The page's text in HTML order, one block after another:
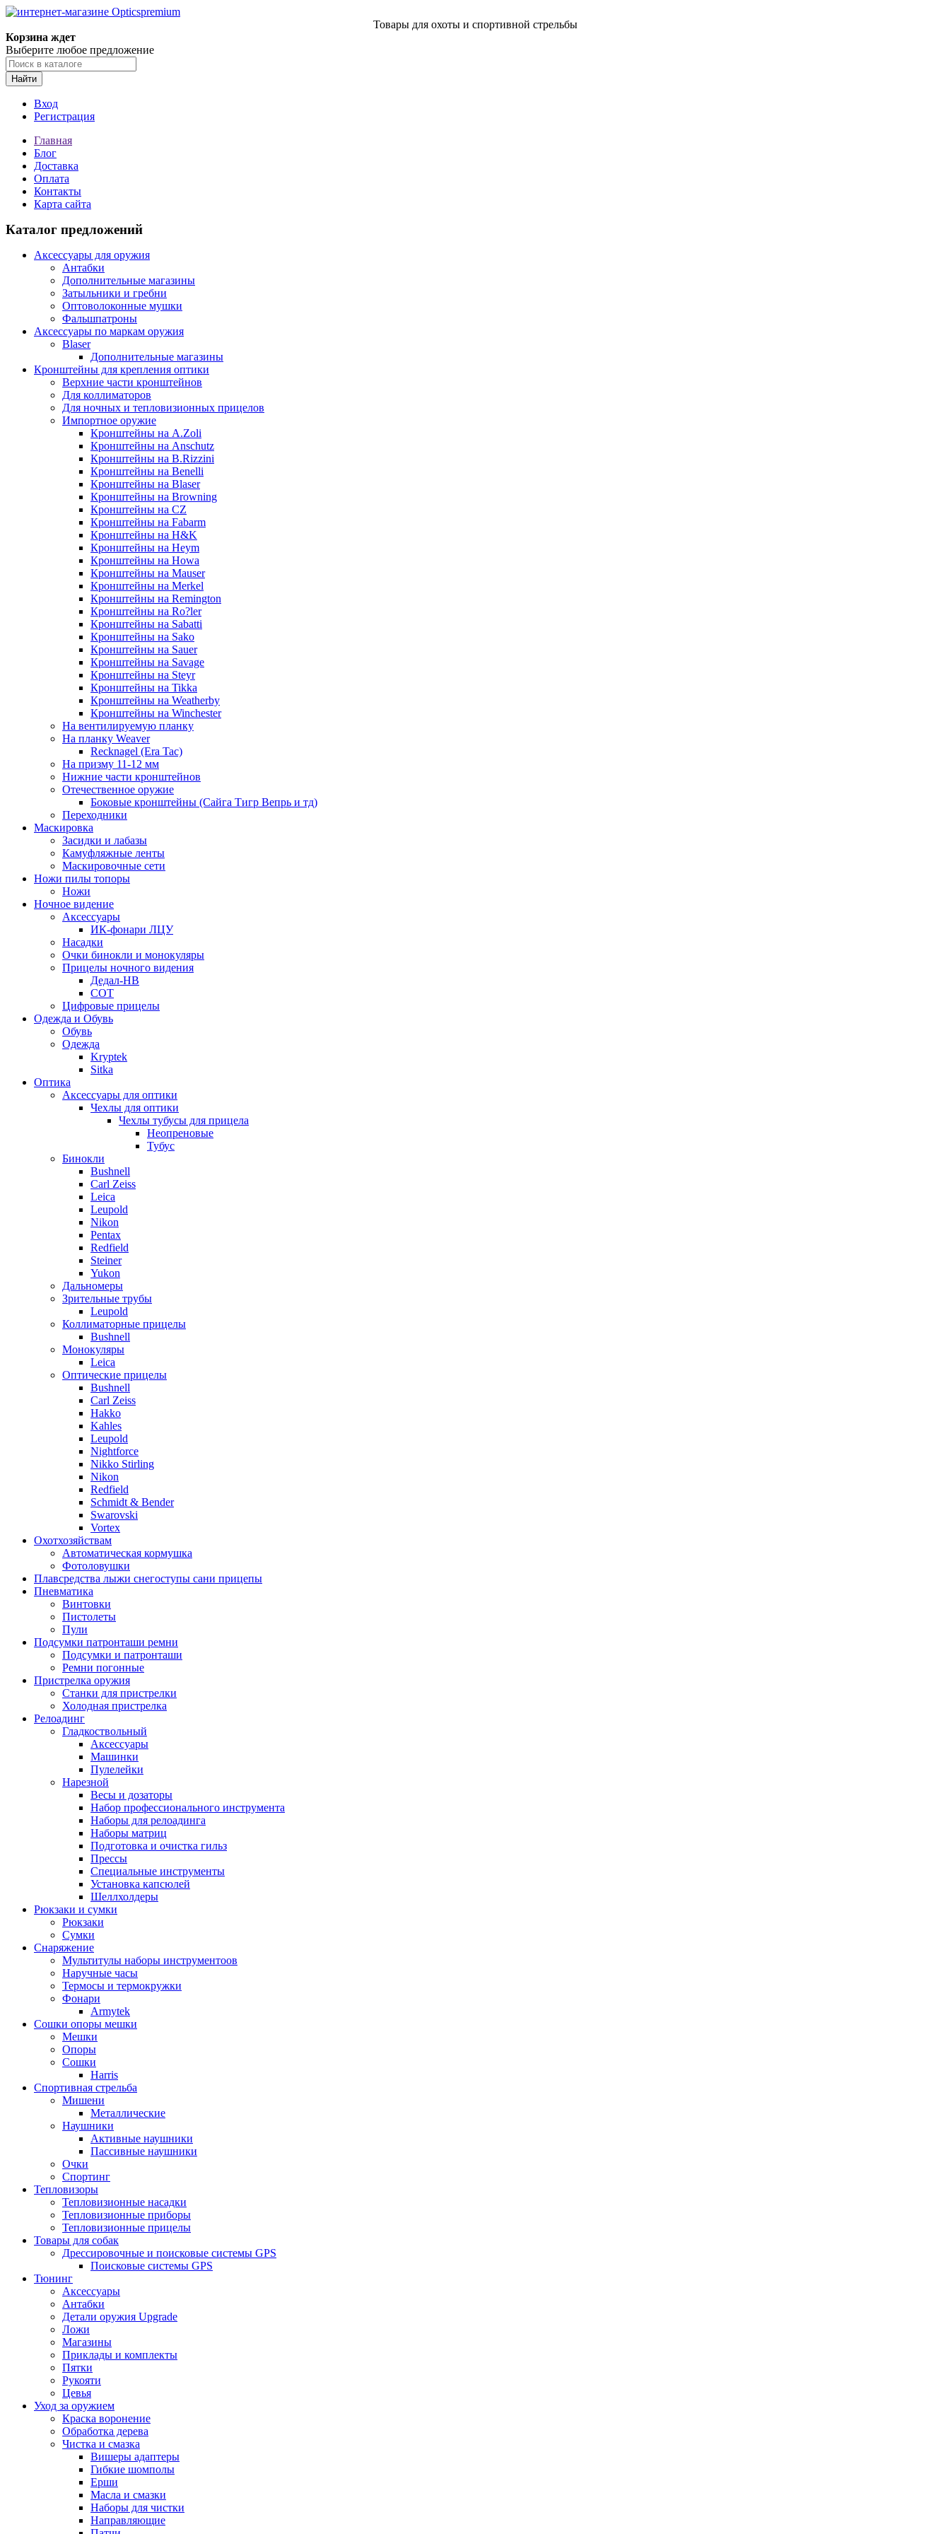
Товары для охоты и спортивной стрельбы
Корзина ждет
Выберите любое предложение
Найти
Вход
Регистрация
Главная
Блог
Доставка
Оплата
Контакты
Карта сайта
Каталог предложений
Аксессуары для оружия
Антабки
Дополнительные магазины
Затыльники и гребни
Оптоволоконные мушки
Фальшпатроны
Аксессуары по маркам оружия
Blaser
Дополнительные магазины
Кронштейны для крепления оптики
Верхние части кронштейнов
Для коллиматоров
Для ночных и тепловизионных прицелов
Импортное оружие
Кронштейны на A.Zoli
Кронштейны на Anschutz
Кронштейны на B.Rizzini
Кронштейны на Benelli
Кронштейны на Blaser
Кронштейны на Browning
Кронштейны на CZ
Кронштейны на Fabarm
Кронштейны на H&K
Кронштейны на Heym
Кронштейны на Howa
Кронштейны на Mauser
Кронштейны на Merkel
Кронштейны на Remington
Кронштейны на Ro?ler
Кронштейны на Sabatti
Кронштейны на Sako
Кронштейны на Sauer
Кронштейны на Savage
Кронштейны на Steyr
Кронштейны на Tikka
Кронштейны на Weatherby
Кронштейны на Winchester
На вентилируемую планку
На планку Weaver
Recknagel (Era Tac)
На призму 11-12 мм
Нижние части кронштейнов
Отечественное оружие
Боковые кронштейны (Сайга Тигр Вепрь и тд)
Переходники
Маскировка
Засидки и лабазы
Камуфляжные ленты
Маскировочные сети
Ножи пилы топоры
Ножи
Ночное видение
Аксессуары
ИК-фонари ЛЦУ
Насадки
Очки бинокли и монокуляры
Прицелы ночного видения
Дедал-НВ
СОТ
Цифровые прицелы
Одежда и Обувь
Обувь
Одежда
Kryptek
Sitka
Оптика
Аксессуары для оптики
Чехлы для оптики
Чехлы тубусы для прицела
Неопреновые
Тубус
Бинокли
Bushnell
Carl Zeiss
Leica
Leupold
Nikon
Pentax
Redfield
Steiner
Yukon
Дальномеры
Зрительные трубы
Leupold
Коллиматорные прицелы
Bushnell
Монокуляры
Leica
Оптические прицелы
Bushnell
Carl Zeiss
Hakko
Kahles
Leupold
Nightforce
Nikko Stirling
Nikon
Redfield
Schmidt & Bender
Swarovski
Vortex
Охотхозяйствам
Автоматическая кормушка
Фотоловушки
Плавсредства лыжи снегоступы сани прицепы
Пневматика
Винтовки
Пистолеты
Пули
Подсумки патронташи ремни
Подсумки и патронташи
Ремни погонные
Пристрелка оружия
Станки для пристрелки
Холодная пристрелка
Релоадинг
Гладкоствольный
Аксессуары
Машинки
Пулелейки
Нарезной
Весы и дозаторы
Набор профессионального инструмента
Наборы для релоадинга
Наборы матриц
Подготовка и очистка гильз
Прессы
Специальные инструменты
Установка капсюлей
Шеллхолдеры
Рюкзаки и сумки
Рюкзаки
Сумки
Снаряжение
Мультитулы наборы инструментоов
Наручные часы
Термосы и термокружки
Фонари
Armytek
Сошки опоры мешки
Мешки
Опоры
Сошки
Harris
Спортивная стрельба
Мишени
Металлические
Наушники
Активные наушники
Пассивные наушники
Очки
Спортинг
Тепловизоры
Тепловизионные насадки
Тепловизионные приборы
Тепловизионные прицелы
Товары для собак
Дрессировочные и поисковые системы GPS
Поисковые системы GPS
Тюнинг
Аксессуары
Антабки
Детали оружия Upgrade
Ложи
Магазины
Приклады и комплекты
Пятки
Рукояти
Цевья
Уход за оружием
Краска воронение
Обработка дерева
Чистка и смазка
Вишеры адаптеры
Гибкие шомполы
Ерши
Масла и смазки
Наборы для чистки
Направляющие